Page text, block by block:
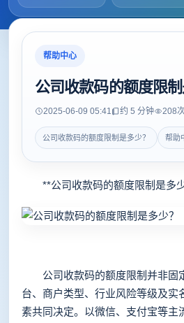
帮助中心
公司收款码的额度限制
2025-06-09 05:41 约 5 分钟 208
公司收款码的额度限制是多少？ 帮助
**公司收款码的额度限制是多
公司收款码的额度限制并非固
台、商户类型、行业风险等级及实
素共同决定。以微信、支付宝等主